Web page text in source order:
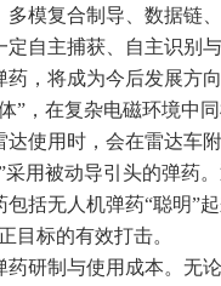
模复合制导、数据链
定自主捕获、自主识别
，将成为今后发展方
”，在复杂电磁环境中
达使用时，会在雷达车
采用被动导引头的弹药
括无人机弹药“聪明”
目标的有效打击。
药研制与使用成本。无